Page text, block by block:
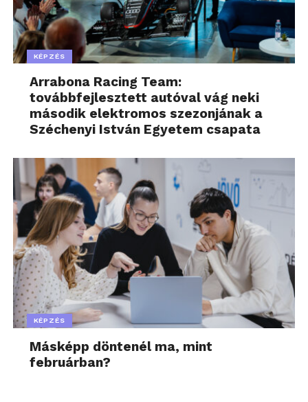
KÉPZÉS
Arrabona Racing Team:
továbbfejlesztett autóval vág neki
második elektromos szezonjának a
Széchenyi István Egyetem csapata
KÉPZÉS
Másképp döntenél ma, mint
februárban?